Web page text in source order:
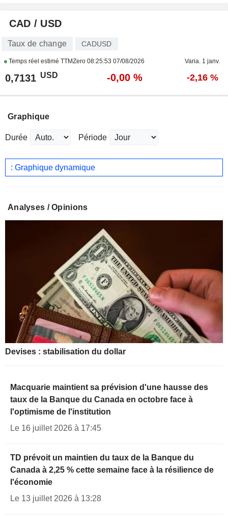
CAD / USD
Taux de change CADUSD
Temps réel estimé TTMZero 08:25:53 07/08/2026 Varia. 1 janv.
0,7131 USD -0,00 % -2,16 %
Graphique
Durée Période
: Graphique dynamique
Analyses / Opinions
Devises : stabilisation du dollar
Macquarie maintient sa prévision d'une hausse des
taux de la Banque du Canada en octobre face à
l'optimisme de l'institution
Le 16 juillet 2026 à 17:45
TD prévoit un maintien du taux de la Banque du
Canada à 2,25 % cette semaine face à la résilience de
l'économie
Le 13 juillet 2026 à 13:28